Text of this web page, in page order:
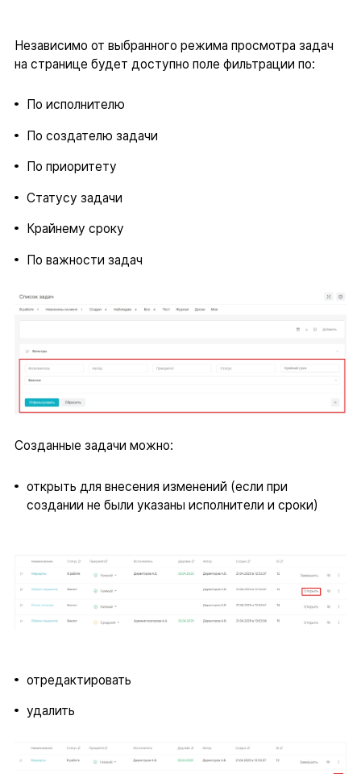
Независимо от выбранного режима просмотра задач
на странице будет доступно поле фильтрации по:
По исполнителю
По создателю задачи
По приоритету
Статусу задачи
Крайнему сроку
По важности задач
Созданные задачи можно:
открыть для внесения изменений (если при
создании не были указаны исполнители и сроки)
отредактировать
удалить